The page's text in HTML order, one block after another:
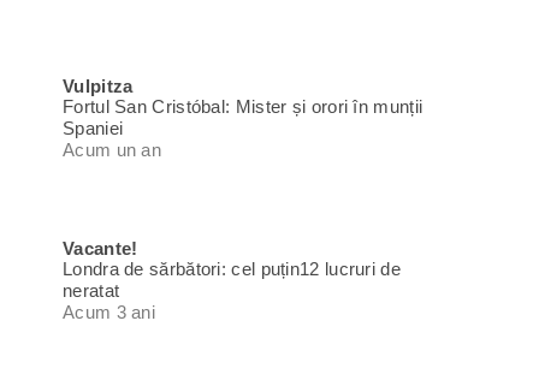
Vulpitza
Fortul San Cristóbal: Mister și orori în munții
Spaniei
Acum un an
Vacante!
Londra de sărbători: cel puțin12 lucruri de
neratat
Acum 3 ani